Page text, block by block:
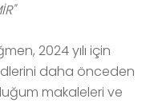
2024 yılı için
daha önceden
makaleleri ve